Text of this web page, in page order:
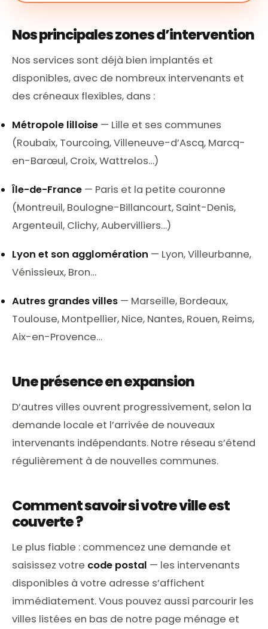
Nos principales zones d’intervention
Nos services sont déjà bien implantés et
disponibles, avec de nombreux intervenants et
des créneaux flexibles, dans :
Métropole lilloise — Lille et ses communes
(Roubaix, Tourcoing, Villeneuve-d’Ascq, Marcq-
en-Barœul, Croix, Wattrelos…)
Île-de-France — Paris et la petite couronne
(Montreuil, Boulogne-Billancourt, Saint-Denis,
Argenteuil, Clichy, Aubervilliers…)
Lyon et son agglomération — Lyon, Villeurbanne,
Vénissieux, Bron…
Autres grandes villes — Marseille, Bordeaux,
Toulouse, Montpellier, Nice, Nantes, Rouen, Reims,
Aix-en-Provence…
Une présence en expansion
D’autres villes ouvrent progressivement, selon la
demande locale et l’arrivée de nouveaux
intervenants indépendants. Notre réseau s’étend
régulièrement à de nouvelles communes.
Comment savoir si votre ville est
couverte ?
Le plus fiable : commencez une demande et
saisissez votre code postal — les intervenants
disponibles à votre adresse s’affichent
immédiatement. Vous pouvez aussi parcourir les
villes listées en bas de notre page ménage et